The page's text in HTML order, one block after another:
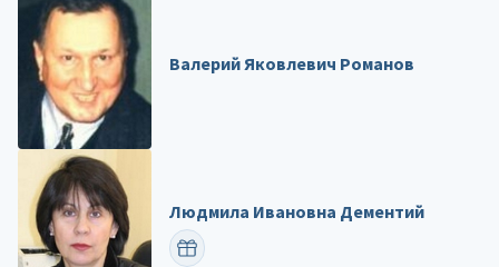
Валерий Яковлевич Романов
Людмила Ивановна Дементий
ПОЗДРАВИТЬ